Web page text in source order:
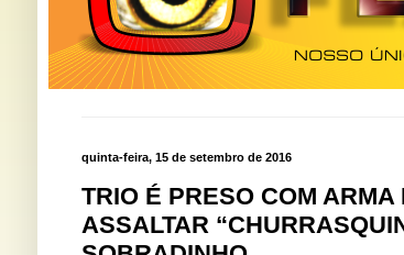
quinta-feira, 15 de setembro de 2016
TRIO É PRESO COM ARMA
ASSALTAR